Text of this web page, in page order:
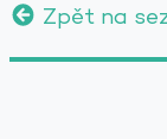
Zpět na